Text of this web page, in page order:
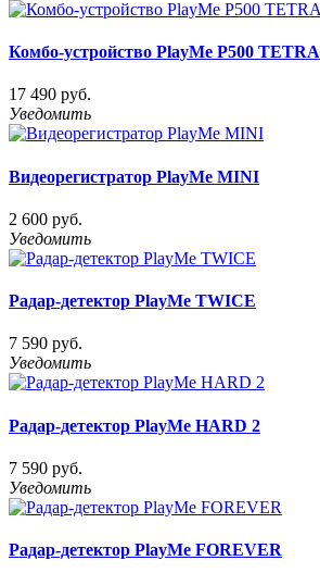
Комбо-устройство PlayMe P500 TETRA
17 490 руб.
Уведомить
Видеорегистратор PlayMe MINI
2 600 руб.
Уведомить
Радар-детектор PlayMe TWICE
7 590 руб.
Уведомить
Радар-детектор PlayMe HARD 2
7 590 руб.
Уведомить
Радар-детектор PlayMe FOREVER